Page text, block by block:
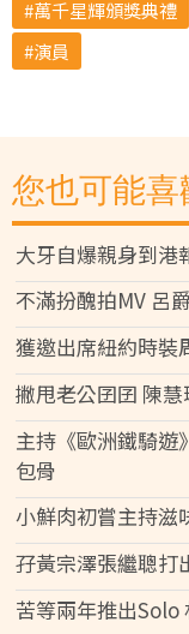
萬千星輝頒獎典禮
演員
您也可能喜
大牙自爆親身到港
不滿扮醜拍MV 呂
獲邀出席紐約時裝
撇甩老公囝囝 陳
主持《歐洲鐵騎遊
包骨
小鮮肉初嘗主持滋
孖黃宗澤張繼聰打
苦等兩年推出Solo